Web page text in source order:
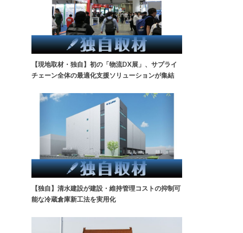
【現地取材・独自】初の「物流DX展」、サプライ
チェーン全体の最適化支援ソリューションが集結
【独自】清水建設が建設・維持管理コストの抑制可
能な冷蔵倉庫新工法を実用化